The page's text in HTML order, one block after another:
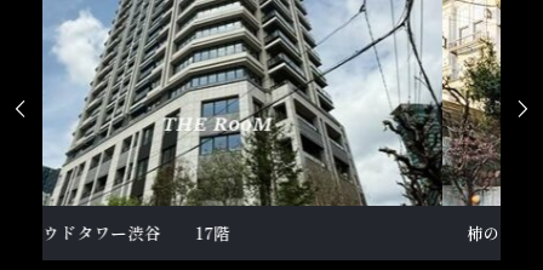
柿の木坂１丁目戸建
 